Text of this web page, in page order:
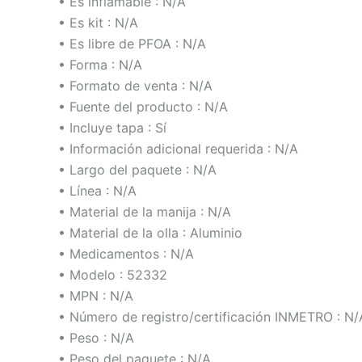
• Es kit : N/A
• Es libre de PFOA : N/A
• Forma : N/A
• Formato de venta : N/A
• Fuente del producto : N/A
• Incluye tapa : Sí
• Información adicional requerida : N/A
• Largo del paquete : N/A
• Línea : N/A
• Material de la manija : N/A
• Material de la olla : Aluminio
• Medicamentos : N/A
• Modelo : 52332
• MPN : N/A
• Número de registro/certificación INMETRO : N/
• Peso : N/A
• Peso del paquete : N/A